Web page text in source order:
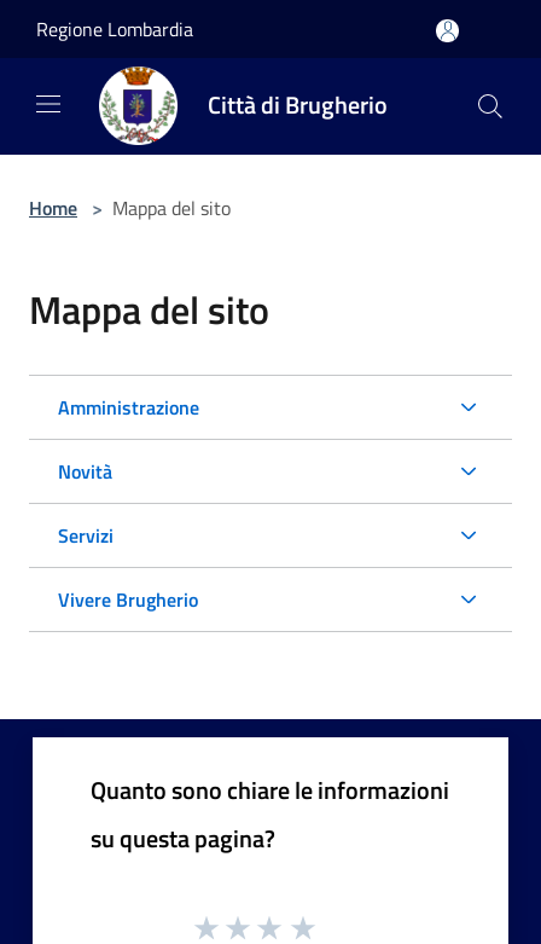
Regione Lombardia
Città di Brugherio
Home > Mappa del sito
Mappa del sito
Amministrazione
Novità
Servizi
Vivere Brugherio
Quanto sono chiare le informazioni
su questa pagina?